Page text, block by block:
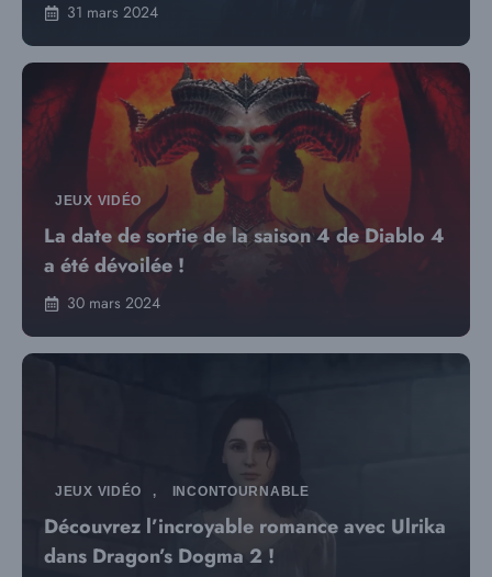
31 mars 2024
JEUX VIDÉO
La date de sortie de la saison 4 de Diablo 4
a été dévoilée !
30 mars 2024
JEUX VIDÉO , INCONTOURNABLE
Découvrez l’incroyable romance avec Ulrika
dans Dragon’s Dogma 2 !